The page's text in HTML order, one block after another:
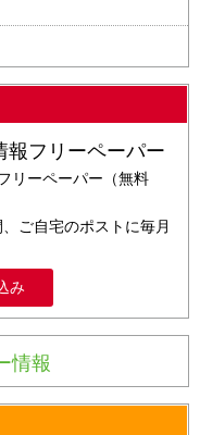
報フリーペーパー
リーペーパー（無料
ご自宅のポストに毎月
み
情報